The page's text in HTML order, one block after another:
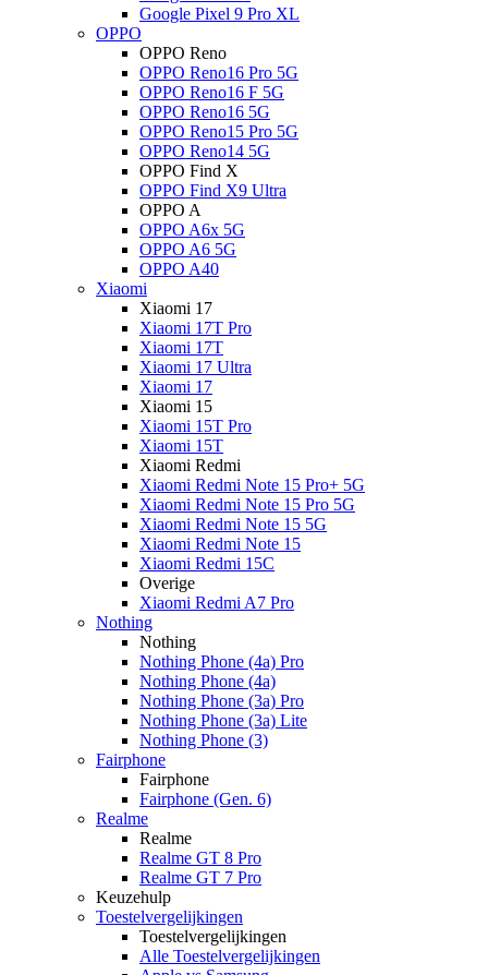
Google Pixel 9 Pro XL
OPPO
OPPO Reno
OPPO Reno16 Pro 5G
OPPO Reno16 F 5G
OPPO Reno16 5G
OPPO Reno15 Pro 5G
OPPO Reno14 5G
OPPO Find X
OPPO Find X9 Ultra
OPPO A
OPPO A6x 5G
OPPO A6 5G
OPPO A40
Xiaomi
Xiaomi 17
Xiaomi 17T Pro
Xiaomi 17T
Xiaomi 17 Ultra
Xiaomi 17
Xiaomi 15
Xiaomi 15T Pro
Xiaomi 15T
Xiaomi Redmi
Xiaomi Redmi Note 15 Pro+ 5G
Xiaomi Redmi Note 15 Pro 5G
Xiaomi Redmi Note 15 5G
Xiaomi Redmi Note 15
Xiaomi Redmi 15C
Overige
Xiaomi Redmi A7 Pro
Nothing
Nothing
Nothing Phone (4a) Pro
Nothing Phone (4a)
Nothing Phone (3a) Pro
Nothing Phone (3a) Lite
Nothing Phone (3)
Fairphone
Fairphone
Fairphone (Gen. 6)
Realme
Realme
Realme GT 8 Pro
Realme GT 7 Pro
Keuzehulp
Toestelvergelijkingen
Toestelvergelijkingen
Alle Toestelvergelijkingen